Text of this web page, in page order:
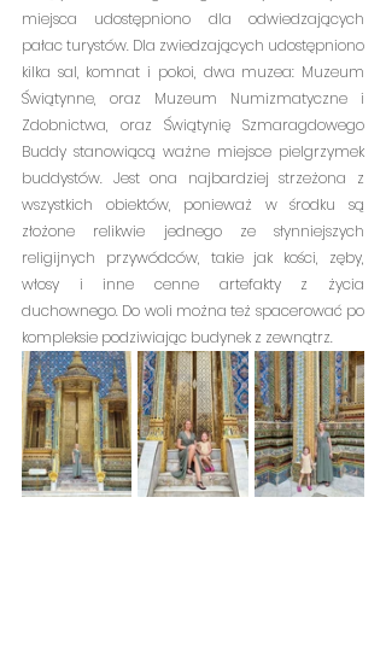
miejsca udostępniono dla odwiedzających
pałac turystów. Dla zwiedzających udostępniono
kilka sal, komnat i pokoi, dwa muzea: Muzeum
Świątynne, oraz Muzeum Numizmatyczne i
Zdobnictwa, oraz Świątynię Szmaragdowego
Buddy stanowiącą ważne miejsce pielgrzymek
buddystów. Jest ona najbardziej strzeżona z
wszystkich obiektów, ponieważ w środku są
złożone relikwie jednego ze słynniejszych
religijnych przywódców, takie jak kości, zęby,
włosy i inne cenne artefakty z życia
duchownego. Do woli można też spacerować po
kompleksie podziwiając budynek z zewnątrz.